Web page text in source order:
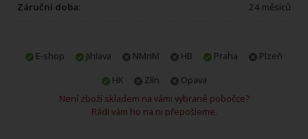
Záruční doba: 24 měsíců
E-shop Jihlava NMnM HB Praha
Plzeň
HK
Zlín
Opava
Není zboží skladem na vámi vybrané pobočce?
Rádi vám ho na ni přepošleme.